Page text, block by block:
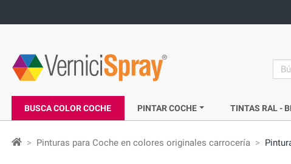
BUSCA COLOR COCHE PINTAR COCHE TINTAS RAL -
Pinturas para Coche en colores originales carrocería